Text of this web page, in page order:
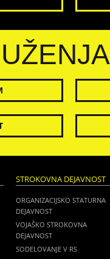
STROKOVNA DEJAVNOST
ORGANIZACIJSKO STATURNA
DEJAVNOST
VOJAŠKO STROKOVNA
DEJAVNOST
SODELOVANJE V RS